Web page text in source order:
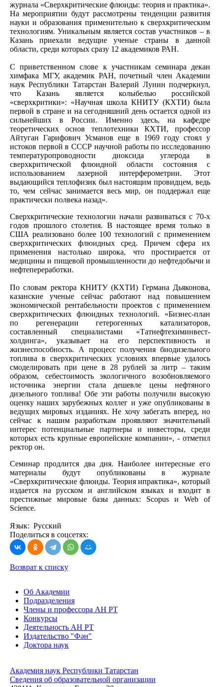
журнала «Сверхкритические флюиды: теория и практика».
На мероприятии будут рассмотрены тенденции развития
науки и образования применительно к сверхкритическим
технологиям. Уникальным является состав участников – в
Казань приехали ведущие ученые страны в данной
области, среди которых сразу 12 академиков РАН.
С приветственном слове к участникам семинара декан
химфака МГУ, академик РАН, почетный член Академии
наук Республики Татарстан Валерий Лунин подчеркнул,
что Казань является колыбелью российской
«сверхкритики»: «Научная школа КНИТУ (КХТИ) была
первой в стране и на сегодняшний день остается одной из
сильнейших в России. Именно здесь, на кафедре
теоретических основ теплотехники КХТИ, профессор
Айтуган Гарифович Усманов еще в 1969 году стоял у
истоков первой в СССР научной работы по исследованию
температуропроводности диоксида углерода в
сверхкритической флюидной области состояния с
использованием лазерной интерферометрии. Этот
выдающийся теплофизик был настоящим провидцем, ведь
то, чем сейчас занимается весь мир, он поддержал еще
практически полвека назад».
Сверхкритические технологии начали развиваться с 70-х
годов прошлого столетия. В настоящее время только в
США реализовано более 100 технологий с применением
сверхкритических флюидных сред. Причем сфера их
применения настолько широка, что простирается от
медицины и пищевой промышленности до нефтедобычи и
нефтепереработки.
По словам ректора КНИТУ (КХТИ) Германа Дьяконова,
казанские ученые сейчас работают над повышением
экономической рентабельности проектов с применением
сверхкритических флюидных технологий. «Бизнес-план
по регенерации гетерогенных катализаторов,
составленный специалистами «Татнефтехиминвест-
холдинга», указывает на его перспективность и
жизнеспособность. А процесс получения биодизельного
топлива в сверхкритических условиях впервые удалось
смоделировать при цене в 28 рублей за литр – таким
образом, себестоимость экологичного возобновляемого
источника энергии стала дешевле цены нефтяного
дизельного топлива! Обе эти работы получили высокую
оценку наших зарубежных коллег и уже опубликованы в
ведущих мировых изданиях. Не хочу забегать вперед, но
сейчас к нашим разработкам проявляют значительный
интерес потенциальные партнеры и инвесторы, среди
которых есть крупные европейские компании», - отметил
ректор он.
Семинар продлится два дня. Наиболее интересные его
материалы будут опубликованы в журнале
«Сверхкритические флюиды. Теория ипрактика», который
издается на русском и английском языках и входит в
престижные мировые базы данных: Scopus и Web of
Science.
Язык: Русский
Поделиться в соцсетях:
Возврат к списку
Об Академии
Подразделения
Члены и профессора АН РТ
Конкурсы
Деятельность АН РТ
Издательство "Фән"
Доктора наук
Академия наук Республики Татарстан
Сведения об образовательной организации